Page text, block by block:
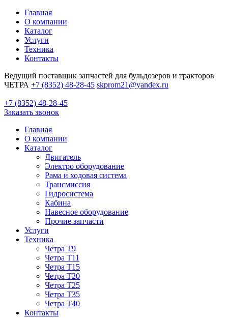
Главная
О компании
Каталог
Услуги
Техника
Контакты
Ведущий поставщик запчастей для бульдозеров и тракторов
ЧЕТРА +7 (8352) 48-28-45 skprom21@yandex.ru
+7 (8352) 48-28-45
Заказать звонок
Главная
О компании
Каталог
Двигатель
Электро оборудование
Рама и ходовая система
Трансмиссия
Гидросистема
Кабина
Навесное оборудование
Прочие запчасти
Услуги
Техника
Четра Т9
Четра Т11
Четра Т15
Четра Т20
Четра Т25
Четра Т35
Четра Т40
Контакты